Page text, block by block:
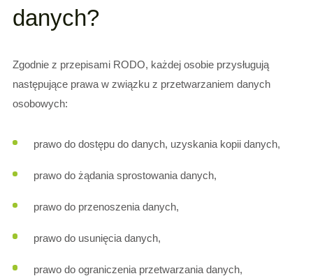
danych?
Zgodnie z przepisami RODO, każdej osobie przysługują
następujące prawa w związku z przetwarzaniem danych
osobowych:
prawo do dostępu do danych, uzyskania kopii danych,
prawo do żądania sprostowania danych,
prawo do przenoszenia danych,
prawo do usunięcia danych,
prawo do ograniczenia przetwarzania danych,